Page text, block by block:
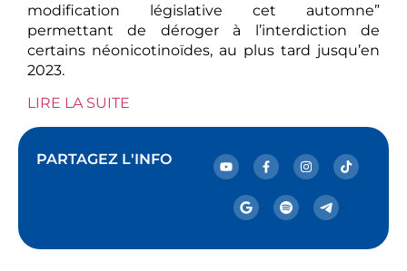
modification législative cet automne”
permettant de déroger à l’interdiction de
certains néonicotinoïdes, au plus tard jusqu’en
2023.
LIRE LA SUITE
PARTAGEZ L'INFO